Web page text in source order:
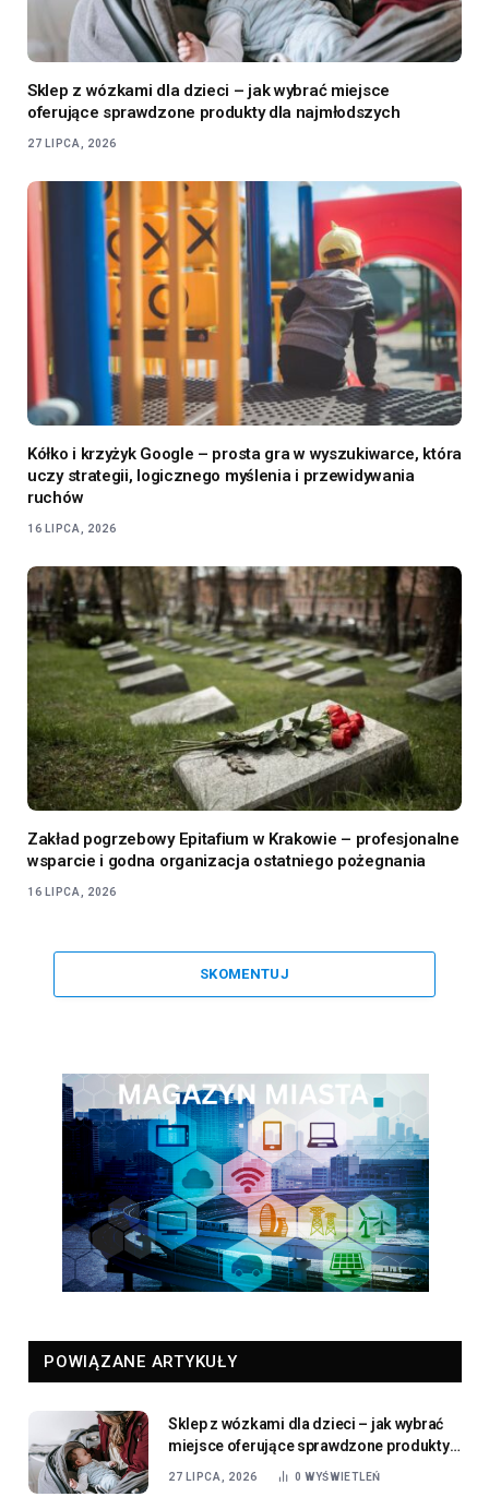
Sklep z wózkami dla dzieci – jak wybrać miejsce
oferujące sprawdzone produkty dla najmłodszych
27 LIPCA, 2026
Kółko i krzyżyk Google – prosta gra w wyszukiwarce, która
uczy strategii, logicznego myślenia i przewidywania
ruchów
16 LIPCA, 2026
Zakład pogrzebowy Epitafium w Krakowie – profesjonalne
wsparcie i godna organizacja ostatniego pożegnania
16 LIPCA, 2026
SKOMENTUJ
POWIĄZANE ARTYKUŁY
Sklep z wózkami dla dzieci – jak wybrać
miejsce oferujące sprawdzone produkty
dla najmłodszych
27 LIPCA, 2026 0 WYŚWIETLEŃ